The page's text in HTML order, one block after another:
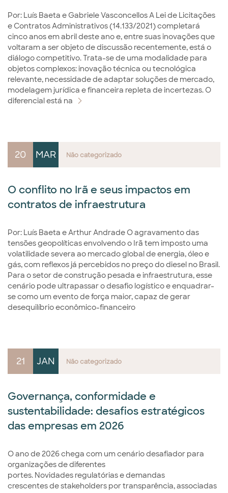
Por: Luís Baeta e Gabriele Vasconcellos A Lei de Licitações
e Contratos Administrativos (14.133/2021) completará
cinco anos em abril deste ano e, entre suas inovações que
voltaram a ser objeto de discussão recentemente, está o
diálogo competitivo. Trata-se de uma modalidade para
objetos complexos: inovação técnica ou tecnológica
relevante, necessidade de adaptar soluções de mercado,
modelagem jurídica e financeira repleta de incertezas. O
diferencial está na
20 MAR Não categorizado
O conflito no Irã e seus impactos em
contratos de infraestrutura
Por: Luís Baeta e Arthur Andrade O agravamento das
tensões geopolíticas envolvendo o Irã tem imposto uma
volatilidade severa ao mercado global de energia, óleo e
gás, com reflexos já percebidos no preço do diesel no Brasil.
Para o setor de construção pesada e infraestrutura, esse
cenário pode ultrapassar o desafio logístico e enquadrar-
se como um evento de força maior, capaz de gerar
desequilíbrio econômico-financeiro
21 JAN Não categorizado
Governança, conformidade e
sustentabilidade: desafios estratégicos
das empresas em 2026
O ano de 2026 chega com um cenário desafiador para
organizações de diferentes
portes. Novidades regulatórias e demandas
crescentes de stakeholders por transparência, associadas